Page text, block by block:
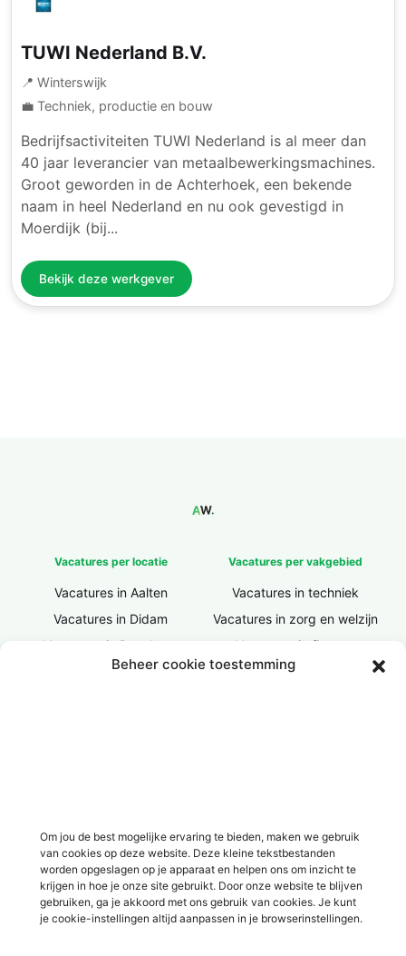
Beheer cookie toestemming
Om jou de best mogelijke ervaring te bieden, maken we gebruik
van cookies op deze website. Deze kleine tekstbestanden
worden opgeslagen op je apparaat en helpen ons om inzicht te
krijgen in hoe je onze site gebruikt. Door onze website te blijven
gebruiken, ga je akkoord met ons gebruik van cookies. Je kunt
je cookie-instellingen altijd aanpassen in je browserinstellingen.
TUWI Nederland B.V.
📍 Winterswijk
💼 Techniek, productie en bouw
Bedrijfsactiviteiten TUWI Nederland is al meer dan
40 jaar leverancier van metaalbewerkingsmachines.
Groot geworden in de Achterhoek, een bekende
naam in heel Nederland en nu ook gevestigd in
Moerdijk (bij...
Bekijk deze werkgever
Vacatures per locatie
Vacatures in Aalten
Vacatures in Didam
Vacatures in Doesburg
Vacatures in Doetinchem
Vacatures in Varsseveld
Vacatures in Winterswijk
Vacatures in Zelhem
Vacatures in Zutphen
Vacatures per vakgebied
Vacatures in techniek
Vacatures in zorg en welzijn
Vacatures in finance
Vacatures in ICT / IT